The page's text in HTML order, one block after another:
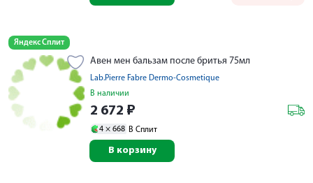
Яндекс Сплит
Авен мен бальзам после бритья 75мл
Lab.Pierre Fabre Dermo-Cosmetique
В наличии
2 672 ₽
4 × 668 В Сплит
В корзину